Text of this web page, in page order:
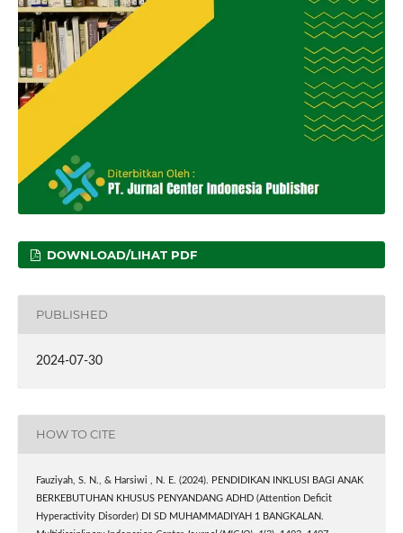
DOWNLOAD/LIHAT PDF
PUBLISHED
2024-07-30
HOW TO CITE
Fauziyah, S. N., & Harsiwi , N. E. (2024). PENDIDIKAN INKLUSI BAGI ANAK
BERKEBUTUHAN KHUSUS PENYANDANG ADHD (Attention Deficit
Hyperactivity Disorder) DI SD MUHAMMADIYAH 1 BANGKALAN.